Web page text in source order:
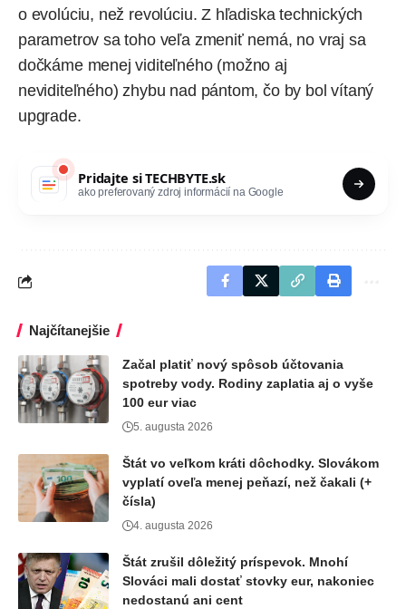
o evolúciu, než revolúciu. Z hľadiska technických
parametrov sa toho veľa zmeniť nemá, no vraj sa
dočkáme menej viditeľného (možno aj
neviditeľného) zhybu nad pántom, čo by bol vítaný
upgrade.
Pridajte siTECHBYTE.sk
ako preferovaný zdroj informácií na Google
Najčítanejšie
Začal platiť nový spôsob účtovania
spotreby vody. Rodiny zaplatia aj o vyše
100 eur viac
5. augusta 2026
Štát vo veľkom kráti dôchodky. Slovákom
vyplatí oveľa menej peňazí, než čakali (+
čísla)
4. augusta 2026
Štát zrušil dôležitý príspevok. Mnohí
Slováci mali dostať stovky eur, nakoniec
nedostanú ani cent